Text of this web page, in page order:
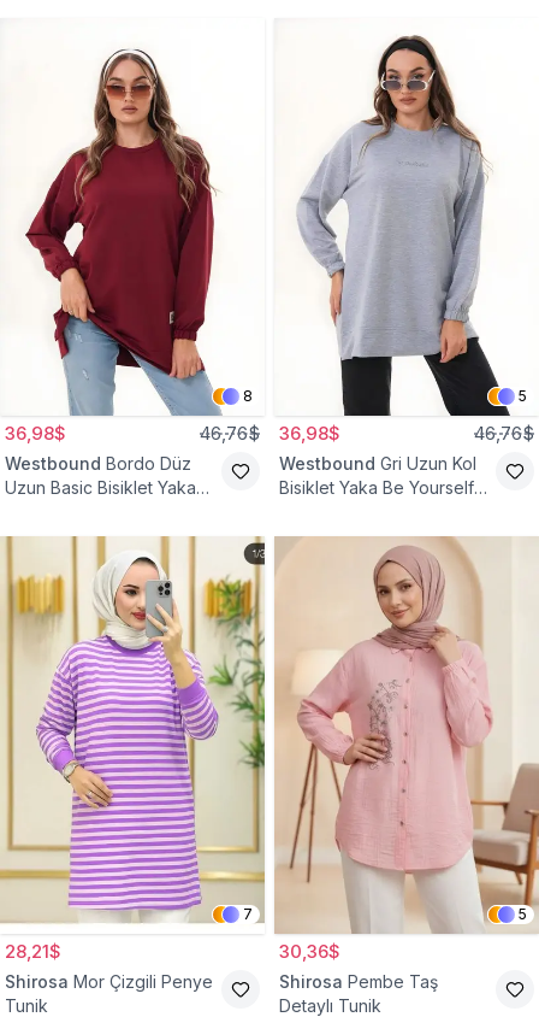
8
36,98$ 46,76$
Westbound Bordo Düz
Uzun Basic Bisiklet Yaka
5
36,98$ 46,76$
Westbound Gri Uzun Kol
Bisiklet Yaka Be Yourself
7
28,21$
Shirosa Mor Çizgili Penye
Tunik
5
30,36$
Shirosa Pembe Taş
Detaylı Tunik